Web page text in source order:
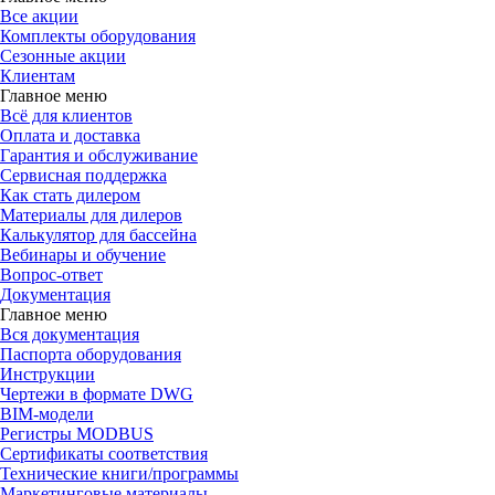
Все акции
Комплекты оборудования
Сезонные акции
Клиентам
Главное меню
Всё для клиентов
Оплата и доставка
Гарантия и обслуживание
Сервисная поддержка
Как стать дилером
Материалы для дилеров
Калькулятор для бассейна
Вебинары и обучение
Вопрос-ответ
Документация
Главное меню
Вся документация
Паспорта оборудования
Инструкции
Чертежи в формате DWG
BIM-модели
Регистры MODBUS
Сертификаты соответствия
Технические книги/программы